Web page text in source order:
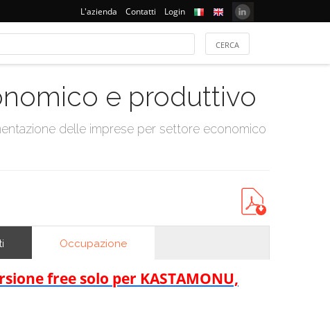
L'azienda Contatti Login
e produttivo
delle imprese per settore economico
Occupazione
free solo per KASTAMONU,